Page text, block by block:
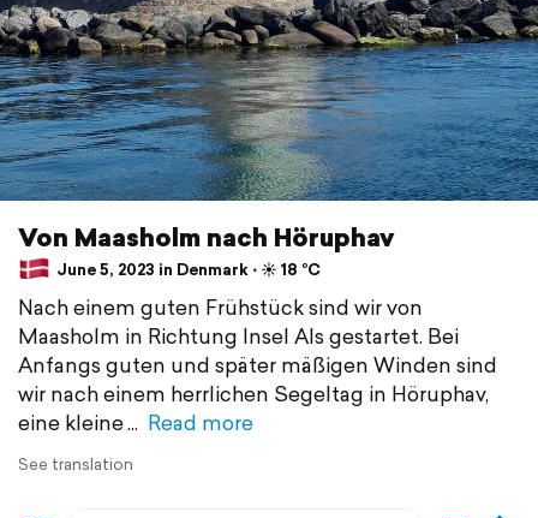
Von Maasholm nach Höruphav
June 5, 2023 in Denmark ⋅ ☀️ 18 °C
Nach einem guten Frühstück sind wir von
Maasholm in Richtung Insel Als gestartet. Bei
Anfangs guten und später mäßigen Winden sind
wir nach einem herrlichen Segeltag in Höruphav,
eine kleine
Read more
See translation